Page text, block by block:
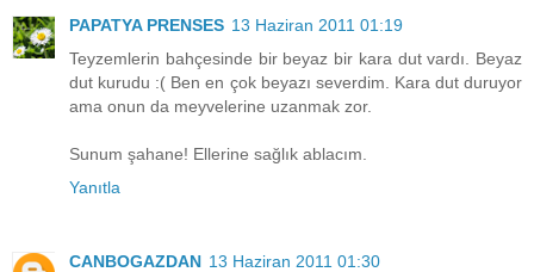
PAPATYA PRENSES 13 Haziran 2011 01:19
Teyzemlerin bahçesinde bir beyaz bir kara dut vardı. Beyaz
dut kurudu :( Ben en çok beyazı severdim. Kara dut duruyor
ama onun da meyvelerine uzanmak zor.
Sunum şahane! Ellerine sağlık ablacım.
Yanıtla
CANBOGAZDAN 13 Haziran 2011 01:30